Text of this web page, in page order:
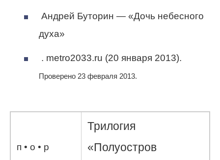
Андрей Буторин — «Дочь небесного
духа»
. metro2033.ru (20 января 2013).
Проверено 23 февраля 2013.
п • о • р
Трилогия
«Полуостров